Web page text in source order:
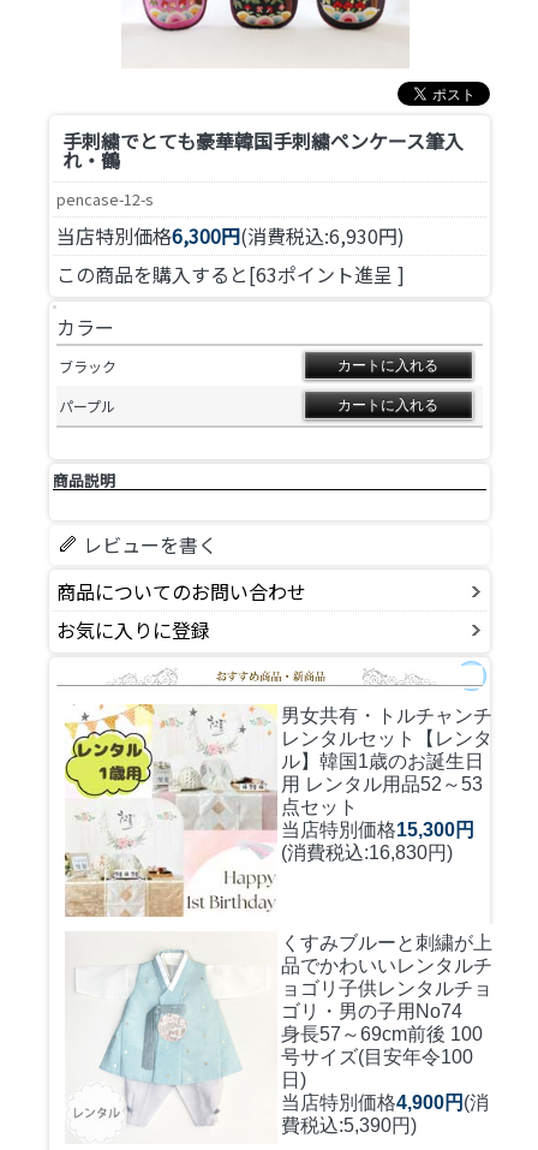
手刺繍でとても豪華韓国手刺繍ペンケース筆入
れ・鶴
pencase-12-s
当店特別価格6,300円(消費税込:6,930円)
この商品を購入すると[63ポイント進呈 ]
カラー
ブラック
パープル
商品説明
レビューを書く
商品についてのお問い合わせ
お気に入りに登録
男女共有・トルチャンチ
レンタルセット
【レンタ
ル】韓国1歳のお誕生日
用 レンタル用品52～53
点セット
当店特別価格15,300円
(消費税込:16,830円)
くすみブルーと刺繍が上
品でかわいいレンタルチ
ョゴリ 子供レンタルチョ
ゴリ・男の子用No74
身長57～69cm前後 100
号サイズ(目安年令100
日)
当店特別価格4,900円 (消
費税込:5,390円)